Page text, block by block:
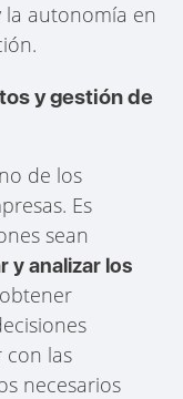
autonomía en
y gestión de
de los
Es
sean
y analizar los
con las
necesarios